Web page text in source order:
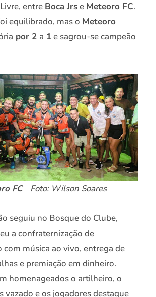
entre Boca Jrse Meteoro FC.
equilibrado, mas o Meteoro
por 2 a 1e sagrou-se campeão
FC– Foto: Wilson Soares
seguiu no Bosque do Clube,
a confraternização de
com música ao vivo, entrega de
e premiação em dinheiro.
homenageados o artilheiro, o
vazado e os jogadores destaque